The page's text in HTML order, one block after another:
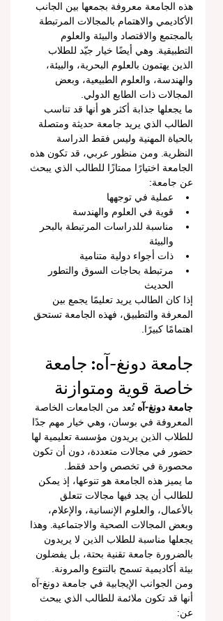
هذه الجامعة معروفة بجمعها بين الجانب
الأكاديمي والاهتمام بالمجالات المرتبطة
بالمجتمع والاقتصاد والبيئة والعلوم
التطبيقية. وهي أيضًا خيار جيّد للطلاب
الذين يهتمون بالعلوم البحرية، والبيئة،
والهندسة، والعلوم الطبيعية، وبعض
المجالات ذات الطابع الدولي.
ما يجعلها جذابة أكثر هو أنها قد تناسب
الطالب الذي يريد جامعة حديثة ومتصلة
بالحياة المهنية وليس فقط الدراسة
النظرية. ومن منظور عربي، قد تكون هذه
الجامعة اختيارًا ممتازًا للطالب الذي يبحث
عن جامعة:
عملية في توجهها
قوية في العلوم والهندسة
مناسبة للدراسات المرتبطة بالبحر
والبيئة
ذات أجواء دولية متنامية
مرتبطة بحاجات السوق والتطور
الحديث
إذا كان الطالب يريد تعليمًا يجمع بين
المعرفة والتطبيق، فهذه الجامعة تستحق
اهتمامًا كبيرًا.
جامعة دونغ-آه: جامعة
خاصة قوية ومتوازنة
جامعة دونغ-آه تُعد من الجامعات الخاصة
المعروفة في بوسان، وهي خيار مهم جدًا
للطلاب الذين يريدون مؤسسة تعليمية لها
حضور في مجالات متعددة، دون أن تكون
محصورة في تخصص واحد فقط.
ما يميز هذه الجامعة هو تنوعها، إذ يمكن
للطالب أن يجد فيها مجالات تتعلق
بالأعمال، والعلوم الإنسانية، والإعلام،
وبعض المجالات الصحية والاجتماعية. وهذا
يجعلها مناسبة للطلاب الذين لا يريدون
بالضرورة جامعة تقنية بحتة، بل يفضلون
بيئة أكاديمية تسمح بالتنوع والمرونة.
ومن الجوانب الإيجابية في جامعة دونغ-آه
أنها قد تكون ملائمة للطالب الذي يبحث
عن: